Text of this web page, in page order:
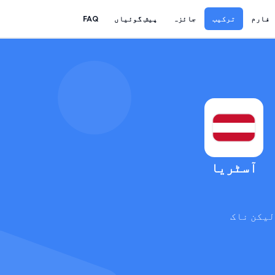
فارم ترکیب جائزہ پیش گوئیاں FAQ
آسٹریا
ناک